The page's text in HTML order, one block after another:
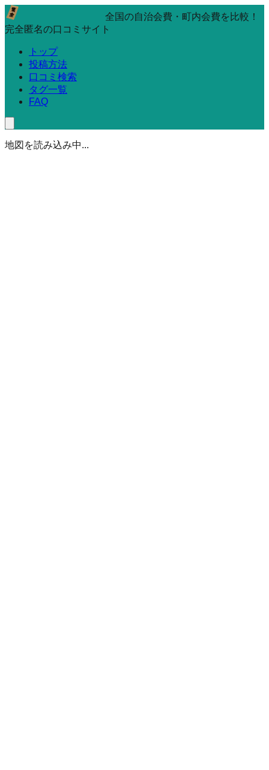
全国の自治会費・町内会費を比較！
完全匿名の口コミサイト
トップ
投稿方法
口コミ検索
タグ一覧
FAQ
地図を読み込み中...